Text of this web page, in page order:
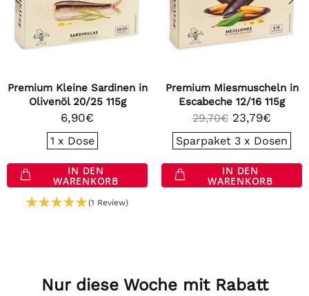
Premium Kleine Sardinen in
Olivenöl 20/25 115g
6,90€
1 x Dose
IN DEN
WARENKORB
(1 Review)
Premium Miesmuscheln in
Escabeche 12/16 115g
29,70€ 23,79€
Sparpaket 3 x Dosen
IN DEN
WARENKORB
Nur diese Woche mit Rabatt